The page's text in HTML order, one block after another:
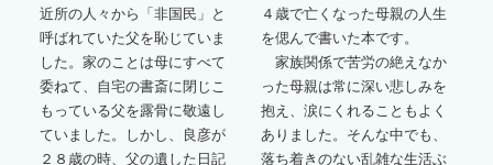
近所の人々から「非国民」と
呼ばれていた父を恥じていま
した。家のことは母にすべて
委ねて、自宅の書斎に閉じこ
もっている父を露骨に敬遠し
ていました。しかし、良彦が
２８歳の時、父の遺した日記
４歳で亡くなった母親の人生
を偲んで書いた本です。
家族関係で苦労の絶えなか
った母親は常に深い悲しみを
抱え、涙にくれることもよく
ありました。そんな中でも、
落ち着きのない乱雑な生活ぶ